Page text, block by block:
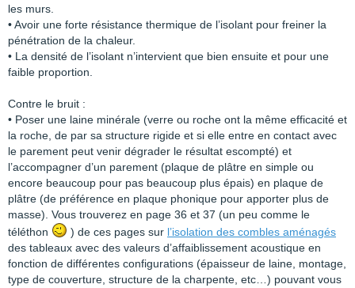
les murs.
• Avoir une forte résistance thermique de l’isolant pour freiner la
pénétration de la chaleur.
• La densité de l’isolant n’intervient que bien ensuite et pour une
faible proportion.
Contre le bruit :
• Poser une laine minérale (verre ou roche ont la même efficacité et
la roche, de par sa structure rigide et si elle entre en contact avec
le parement peut venir dégrader le résultat escompté) et
l’accompagner d’un parement (plaque de plâtre en simple ou
encore beaucoup pour pas beaucoup plus épais) en plaque de
plâtre (de préférence en plaque phonique pour apporter plus de
masse). Vous trouverez en page 36 et 37 (un peu comme le
téléthon
) de ces pages sur l’isolation des combles aménagés
des tableaux avec des valeurs d’affaiblissement acoustique en
fonction de différentes configurations (épaisseur de laine, montage,
type de couverture, structure de la charpente, etc…) pouvant vous